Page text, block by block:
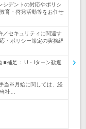
シデントの対応やポリシ
育・啓発活動等をお任せ
／セキュリティに関連す
・ポリシー策定の実務経
■補足： U・Iターン歓迎
当※月給に関しては、経
社…